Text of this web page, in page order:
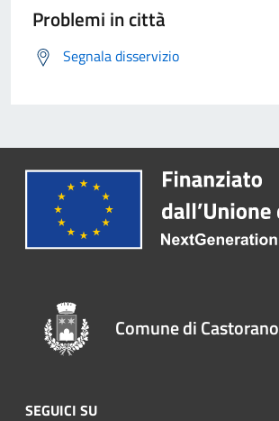
Problemi in città
Segnala disservizio
Comune di Castorano
SEGUICI SU